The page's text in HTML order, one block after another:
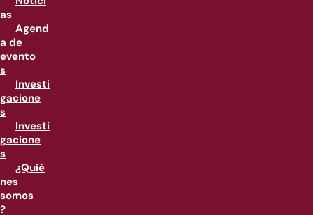
as
Agend
a de
evento
s
Investi
gacione
s
Investi
gacione
s
¿Quié
nes
somos
?